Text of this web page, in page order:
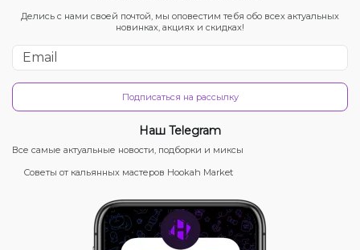
Делись с нами своей почтой, мы оповестим тебя обо всех актуальных
новинках, акциях и скидках!
Подписаться на рассылку
Наш Telegram
Все самые актуальные новости, подборки и миксы
Советы от кальянных мастеров Hookah Market